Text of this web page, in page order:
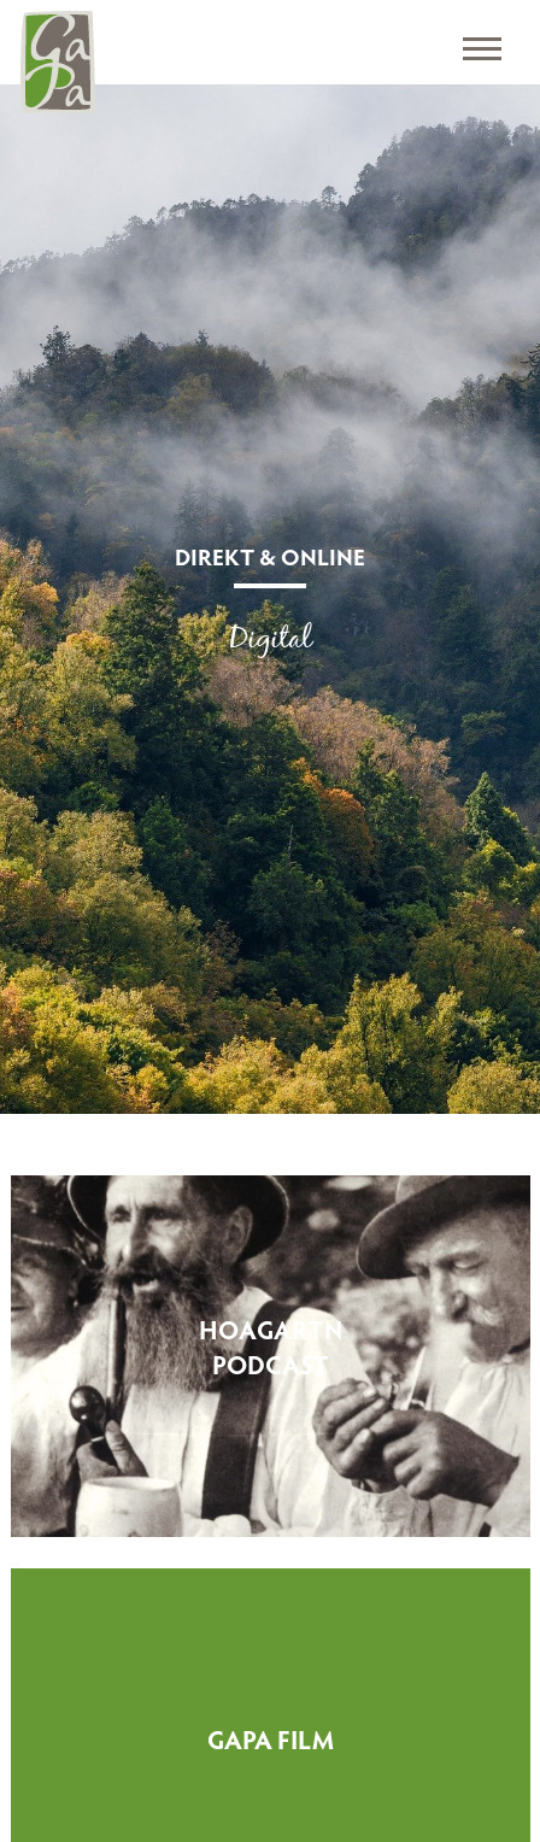
DIREKT & ONLINE
Digital
HOAGARTN
PODCAST
GAPA FILM